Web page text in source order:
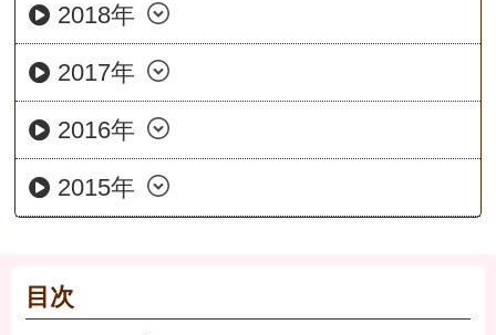
2018年
2017年
2016年
2015年
目次